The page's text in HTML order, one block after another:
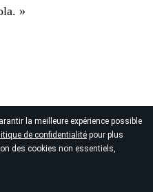
la meilleure expérience possible
de confidentialité pour plus
des cookies non essentiels,
»
réservés.Politique de